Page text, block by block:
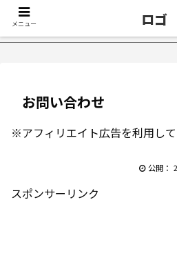
ったきっかけ５選｜不眠症体験談
お問い合わせ
※アフィリエイト広告を利用し
スポンサーリンク
メニュー ロゴ